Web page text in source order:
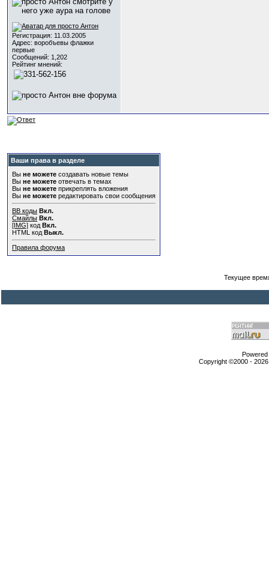
Регистрация: 11.03.2005
Адрес: воробъевы флажки
первые
Сообщений: 1,202
Рейтинг мнений:
Ваши права в разделе
Вы не можете создавать новые темы
Вы не можете отвечать в темах
Вы не можете прикреплять вложения
Вы не можете редактировать свои сообщения
BB коды Вкл.
Смайлы Вкл.
[IMG] код Вкл.
HTML код Выкл.
Правила форума
Текущее
Copyright ©2000 -